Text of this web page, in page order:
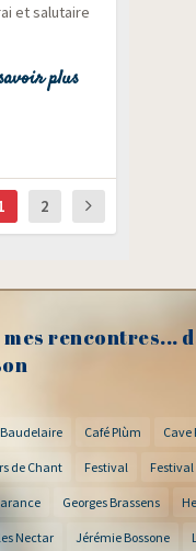
et salu­taire
plus
2
rencontres...
Baudelaire Café Plùm Cave
de Chant Festival
Georges Brassens
Nectar Jérémie Bossone